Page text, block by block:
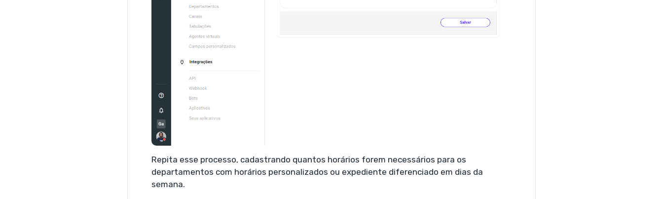
Repita esse processo, cadastrando quantos horários forem necessários para os
departamentos com horários personalizados ou expediente diferenciado em dias da
semana.